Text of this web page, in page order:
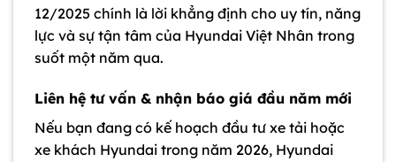
12/2025 chính là lời khẳng định cho uy tín, năng
lực và sự tận tâm của Hyundai Việt Nhân trong
suốt một năm qua.
Liên hệ tư vấn & nhận báo giá đầu năm mới
Nếu bạn đang có kế hoạch đầu tư xe tải hoặc
xe khách Hyundai trong năm 2026, Hyundai